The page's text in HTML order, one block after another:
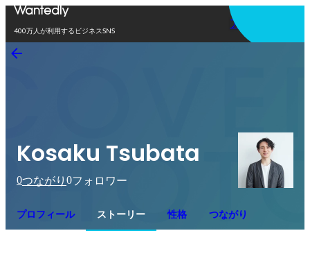
400万人が利用するビジネスSNS
アプリを使う
Kosaku Tsubata
0つながり 0フォロワー
プロフィール ストーリー 性格 つながり